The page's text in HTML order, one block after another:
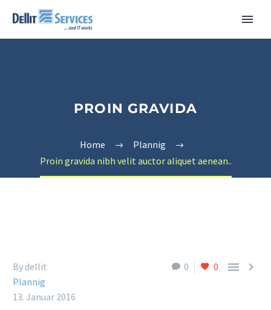
PROIN GRAVIDA
Home
Plannig
Proin gravida nibh velit auctor aliquet aenean..
0 0  
By dellit
Plannig
13. Januar 2016